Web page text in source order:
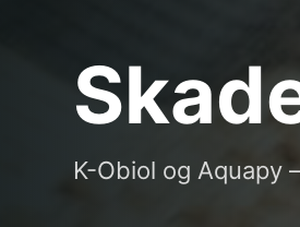
K-Obiol og Aquapy